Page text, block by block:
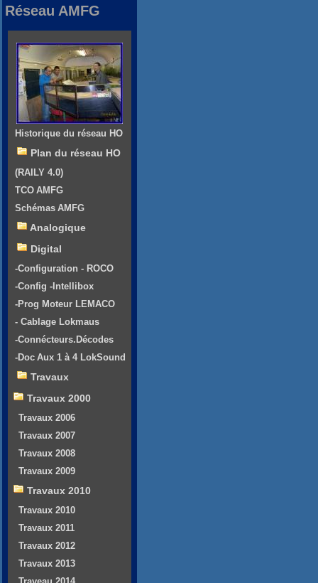
Réseau AMFG
Historique du réseau HO
Plan du réseau HO
(RAILY 4.0)
TCO AMFG
Schémas AMFG
Analogique
Digital
-Configuration - ROCO
-Config -Intellibox
-Prog Moteur LEMACO
- Cablage Lokmaus
-Connécteurs.Décodes
-Doc Aux 1 à 4 LokSound
Travaux
Travaux 2000
Travaux 2006
Travaux 2007
Travaux 2008
Travaux 2009
Travaux 2010
Travaux 2010
Travaux 2011
Travaux 2012
Travaux 2013